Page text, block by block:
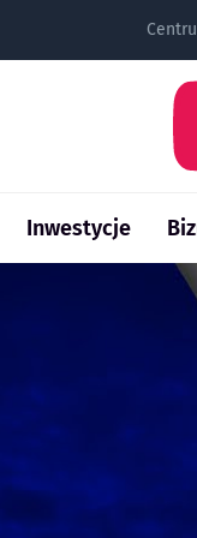
Inwestycje